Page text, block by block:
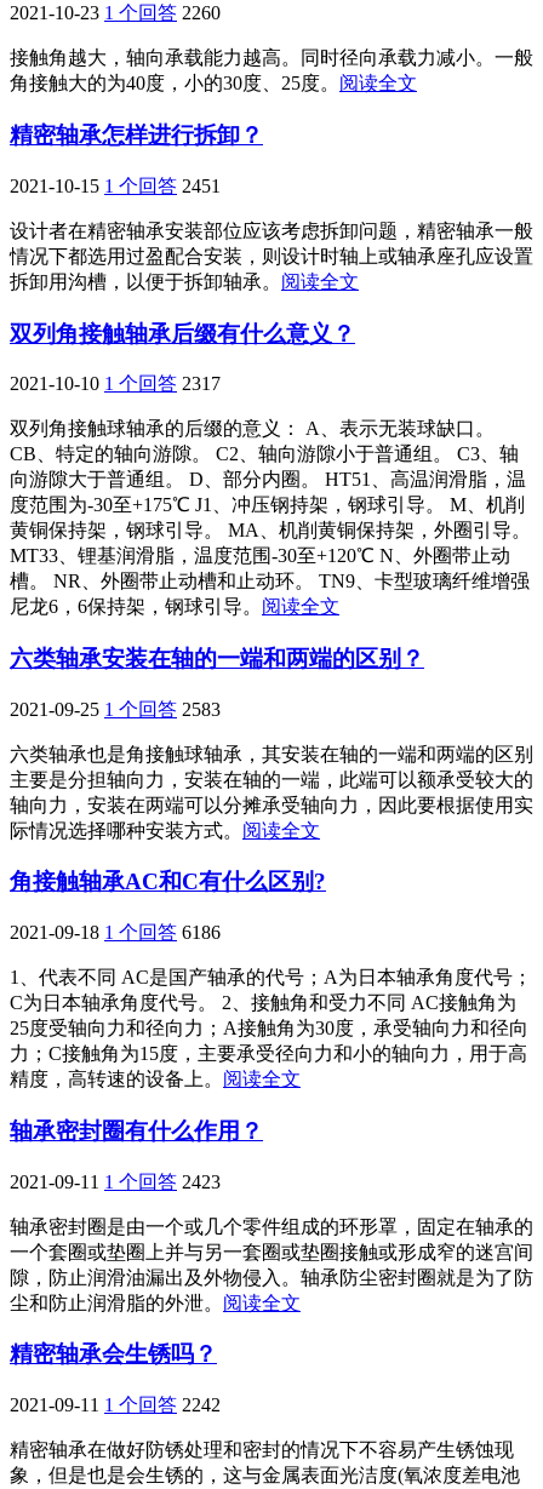
2021-10-23 1 个回答 2260
接触角越大，轴向承载能力越高。同时径向承载力减小。一般
角接触大的为40度，小的30度、25度。 阅读全文
精密轴承怎样进行拆卸？
2021-10-15 1 个回答 2451
设计者在精密轴承安装部位应该考虑拆卸问题，精密轴承一般
情况下都选用过盈配合安装，则设计时轴上或轴承座孔应设置
拆卸用沟槽，以便于拆卸轴承。 阅读全文
双列角接触轴承后缀有什么意义？
2021-10-10 1 个回答 2317
双列角接触球轴承的后缀的意义： A、表示无装球缺口。
CB、特定的轴向游隙。 C2、轴向游隙小于普通组。 C3、轴
向游隙大于普通组。 D、部分内圈。 HT51、高温润滑脂，温
度范围为-30至+175℃ J1、冲压钢持架，钢球引导。 M、机削
黄铜保持架，钢球引导。 MA、机削黄铜保持架，外圈引导。
MT33、锂基润滑脂，温度范围-30至+120℃ N、外圈带止动
槽。 NR、外圈带止动槽和止动环。 TN9、卡型玻璃纤维增强
尼龙6，6保持架，钢球引导。 阅读全文
六类轴承安装在轴的一端和两端的区别？
2021-09-25 1 个回答 2583
六类轴承也是角接触球轴承，其安装在轴的一端和两端的区别
主要是分担轴向力，安装在轴的一端，此端可以额承受较大的
轴向力，安装在两端可以分摊承受轴向力，因此要根据使用实
际情况选择哪种安装方式。 阅读全文
角接触轴承AC和C有什么区别?
2021-09-18 1 个回答 6186
1、代表不同 AC是国产轴承的代号；A为日本轴承角度代号；
C为日本轴承角度代号。 2、接触角和受力不同 AC接触角为
25度受轴向力和径向力；A接触角为30度，承受轴向力和径向
力；C接触角为15度，主要承受径向力和小的轴向力，用于高
精度，高转速的设备上。 阅读全文
轴承密封圈有什么作用？
2021-09-11 1 个回答 2423
轴承密封圈是由一个或几个零件组成的环形罩，固定在轴承的
一个套圈或垫圈上并与另一套圈或垫圈接触或形成窄的迷宫间
隙，防止润滑油漏出及外物侵入。轴承防尘密封圈就是为了防
尘和防止润滑脂的外泄。 阅读全文
精密轴承会生锈吗？
2021-09-11 1 个回答 2242
精密轴承在做好防锈处理和密封的情况下不容易产生锈蚀现
象，但是也是会生锈的，这与金属表面光洁度(氧浓度差电池